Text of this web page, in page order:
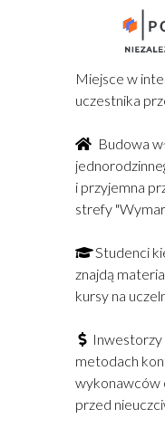
Miejsce w
uczestnika
Budowa
i przyjemna
strefy
Studenci
znajdą
kursy na
Inwestorzy
metodach
wykonawców
przed